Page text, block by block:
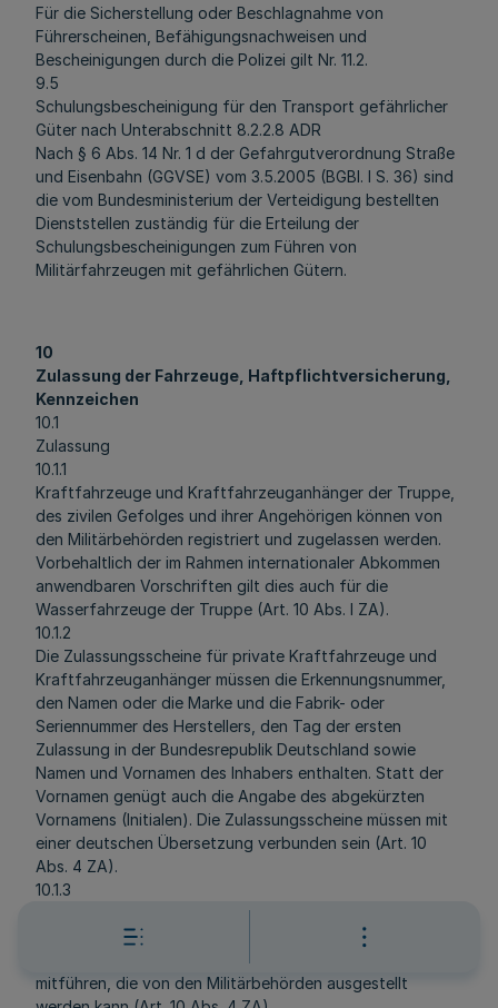
Für die Sicherstellung oder Beschlagnahme von
Führerscheinen, Befähigungsnachweisen und
Bescheinigungen durch die Polizei gilt Nr. 11.2.
9.5
Schulungsbescheinigung für den Transport gefährlicher
Güter nach Unterabschnitt 8.2.2.8 ADR
Nach § 6 Abs. 14 Nr. 1 d der Gefahrgutverordnung Straße
und Eisenbahn (GGVSE) vom 3.5.2005 (BGBl. I S. 36) sind
die vom Bundesministerium der Verteidigung bestellten
Dienststellen zuständig für die Erteilung der
Schulungsbescheinigungen zum Führen von
Militärfahrzeugen mit gefährlichen Gütern.
10
Zulassung der Fahrzeuge, Haftpflichtversicherung,
Kennzeichen
10.1
Zulassung
10.1.1
Kraftfahrzeuge und Kraftfahrzeuganhänger der Truppe,
des zivilen Gefolges und ihrer Angehörigen können von
den Militärbehörden registriert und zugelassen werden.
Vorbehaltlich der im Rahmen internationaler Abkommen
anwendbaren Vorschriften gilt dies auch für die
Wasserfahrzeuge der Truppe (Art. 10 Abs. l ZA).
10.1.2
Die Zulassungsscheine für private Kraftfahrzeuge und
Kraftfahrzeuganhänger müssen die Erkennungsnummer,
den Namen oder die Marke und die Fabrik- oder
Seriennummer des Herstellers, den Tag der ersten
Zulassung in der Bundesrepublik Deutschland sowie
Namen und Vornamen des Inhabers enthalten. Statt der
Vornamen genügt auch die Angabe des abgekürzten
Vornamens (Initialen). Die Zulassungsscheine müssen mit
einer deutschen Übersetzung verbunden sein (Art. 10
Abs. 4 ZA).
10.1.3
Nichtmilitärische Binnenwasserfahrzeuge der Truppe mit
einer Wasserverdrängung von 15t oder mehr müssen eine
Bescheinigung über ihre Fahrtauglichkeit an Bord
mitführen, die von den Militärbehörden ausgestellt